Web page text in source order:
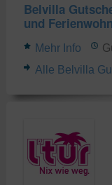
Belvilla
und
Mehr Info
Alle Belvilla